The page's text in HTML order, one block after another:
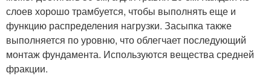
слоев хорошо трамбуется, чтобы выполнять еще и
функцию распределения нагрузки. Засыпка также
выполняется по уровню, что облегчает последующий
монтаж фундамента. Используются вещества средней
фракции.